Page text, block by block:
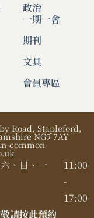
政治
一期一會
期刊
文具
會員專區
Road, Stapleford,
NG9 7AY
common-
、日、一
11:00
-
17:00
請按此預約